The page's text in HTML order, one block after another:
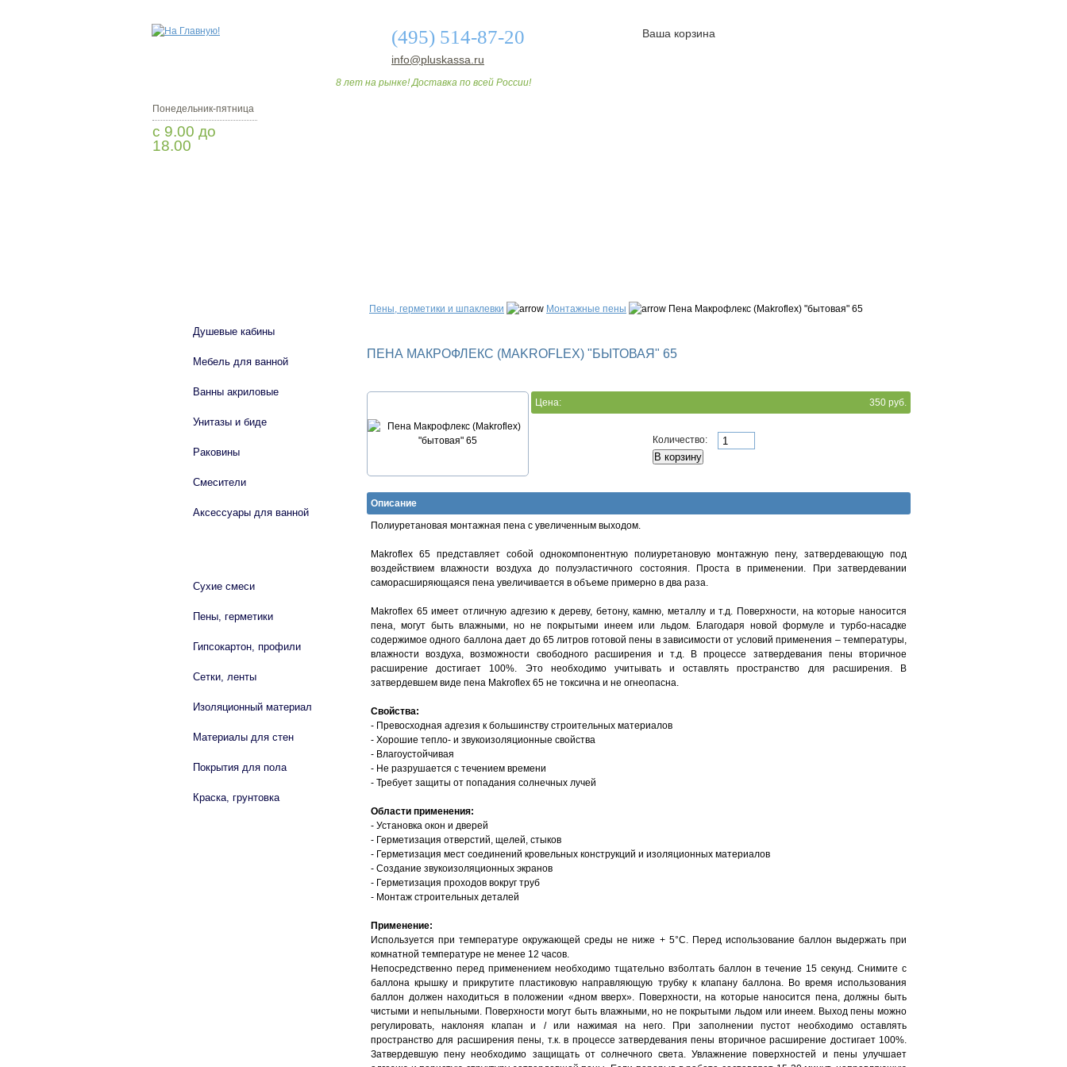
(495) 514-87-20
info@pluskassa.ru
8 лет на рынке! Доставка по всей России!
Ваша корзина
Понедельник-пятница
с 9.00 до
18.00
Пены, герметики и шпаклевки Монтажные пены Пена Макрофлекс (Makroflex) "бытовая" 65
ПЕНА МАКРОФЛЕКС (MAKROFLEX) "БЫТОВАЯ" 65
Цена: 350 руб.
Количество:
Описание
Полиуретановая монтажная пена с увеличенным выходом.
Makroflex 65 представляет собой однокомпонентную полиуретановую монтажную пену, затвердевающую под
воздействием влажности воздуха до полуэластичного состояния. Проста в применении. При затвердевании
саморасширяющаяся пена увеличивается в объеме примерно в два раза.
Makroflex 65 имеет отличную адгезию к дереву, бетону, камню, металлу и т.д. Поверхности, на которые наносится
пена, могут быть влажными, но не покрытыми инеем или льдом. Благодаря новой формуле и турбо-насадке
содержимое одного баллона дает до 65 литров готовой пены в зависимости от условий применения – температуры,
влажности воздуха, возможности свободного расширения и т.д. В процессе затвердевания пены вторичное
расширение достигает 100%. Это необходимо учитывать и оставлять пространство для расширения. В
затвердевшем виде пена Makroflex 65 не токсична и не огнеопасна.
Свойства:
- Превосходная адгезия к большинству строительных материалов
- Хорошие тепло- и звукоизоляционные свойства
- Влагоустойчивая
- Не разрушается с течением времени
- Требует защиты от попадания солнечных лучей
Области применения:
- Установка окон и дверей
- Герметизация отверстий, щелей, стыков
- Герметизация мест соединений кровельных конструкций и изоляционных материалов
- Создание звукоизоляционных экранов
- Герметизация проходов вокруг труб
- Монтаж строительных деталей
Применение:
Используется при температуре окружающей среды не ниже + 5°С. Перед использование баллон выдержать при
комнатной температуре не менее 12 часов.
Непосредственно перед применением необходимо тщательно взболтать баллон в течение 15 секунд. Снимите с
баллона крышку и прикрутите пластиковую направляющую трубку к клапану баллона. Во время использования
баллон должен находиться в положении «дном вверх». Поверхности, на которые наносится пена, должны быть
чистыми и непыльными. Поверхности могут быть влажными, но не покрытыми льдом или инеем. Выход пены можно
регулировать, наклоняя клапан и / или нажимая на него. При заполнении пустот необходимо оставлять
пространство для расширения пены, т.к. в процессе затвердевания пены вторичное расширение достигает 100%.
Затвердевшую пену необходимо защищать от солнечного света. Увлажнение поверхностей и пены улучшает
Душевые кабины
Мебель для ванной
Ванны акриловые
Унитазы и биде
Раковины
Смесители
Аксессуары для ванной
Сухие смеси
Пены, герметики
Гипсокартон, профили
Сетки, ленты
Изоляционный материал
Материалы для стен
Покрытия для пола
Краска, грунтовка